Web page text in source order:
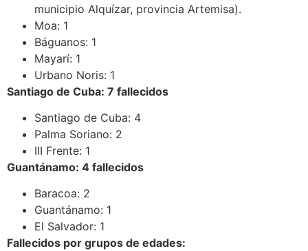
municipio Alquízar, provincia Artemisa).
Moa: 1
Báguanos: 1
Mayarí: 1
Urbano Noris: 1
Santiago de Cuba: 7 fallecidos
Santiago de Cuba: 4
Palma Soriano: 2
III Frente: 1
Guantánamo: 4 fallecidos
Baracoa: 2
Guantánamo: 1
El Salvador: 1
Fallecidos por grupos de edades: